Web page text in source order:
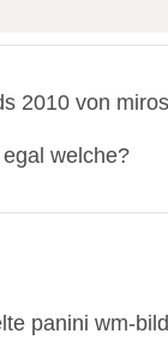
2010 von
welche?
panini wm-